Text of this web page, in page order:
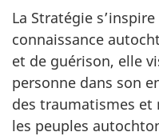
La Stratégie
connaissance
et de guérison, elle
personne dans son
des traumatismes et
les peuples